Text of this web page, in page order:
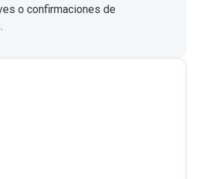
o confirmaciones de